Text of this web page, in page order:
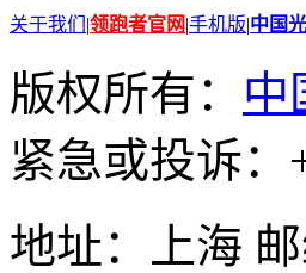
关于我们 |领跑者官网|手机版|中国
版权所有： 中
紧急或投诉：
地址：上海